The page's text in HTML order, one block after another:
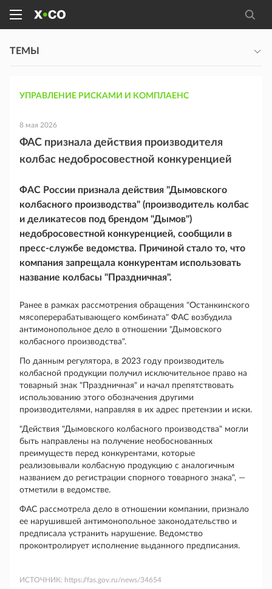
ТЕМЫ
УПРАВЛЕНИЕ РИСКАМИ И КОМПЛАЕНС
8 мая 2026
ФАС признала действия производителя
колбас недобросовестной конкуренцией
ФАС России признала действия "Дымовского
колбасного производства" (производитель колбас
и деликатесов под брендом "Дымов")
недобросовестной конкуренцией, сообщили в
пресс-службе ведомства. Причиной стало то, что
компания запрещала конкурентам использовать
название колбасы "Праздничная".
Ранее в рамках рассмотрения обращения "Останкинского
мясоперерабатывающего комбината" ФАС возбудила
антимонопольное дело в отношении "Дымовского
колбасного производства".
По данным регулятора, в 2023 году производитель
колбасной продукции получил исключительное право на
товарный знак "Праздничная" и начал препятствовать
использованию этого обозначения другими
производителями, направляя в их адрес претензии и иски.
"Действия "Дымовского колбасного производства" могли
быть направлены на получение необоснованных
преимуществ перед конкурентами, которые
реализовывали колбасную продукцию с аналогичным
названием до регистрации спорного товарного знака", —
отметили в ведомстве.
ФАС рассмотрела дело в отношении компании, признало
ее нарушившей антимонопольное законодательство и
предписала устранить нарушение. Ведомство
проконтролирует исполнение выданного предписания.
ИСТОЧНИК: https://fas.gov.ru/news/34654